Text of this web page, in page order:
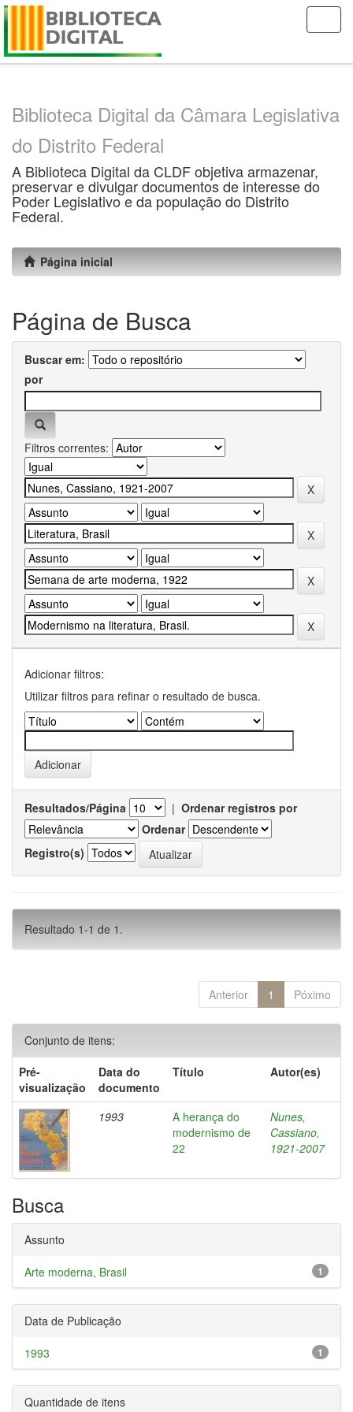
Skip
Biblioteca Digital da Câmara Legislativa
do Distrito Federal
A Biblioteca Digital da CLDF objetiva armazenar,
preservar e divulgar documentos de interesse do
Poder Legislativo e da população do Distrito
Federal.
Página inicial
Página de Busca
Buscar em:
por
Filtros correntes:
Adicionar filtros:
Utilizar filtros para refinar o resultado de busca.
Resultados/Página | Ordenar registros por
Ordenar
Registro(s)
Resultado 1-1 de 1.
Anterior 1 Póximo
Conjunto de itens:
Pré-
visualização
Data do
documento
Título Autor(es)
1993
A herança do
modernismo de
22
Nunes,
Cassiano,
1921-2007
Busca
Assunto
1
Arte moderna, Brasil
Data de Publicação
1
1993
Quantidade de itens